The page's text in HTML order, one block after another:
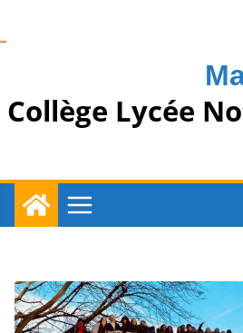
Collège Lycée